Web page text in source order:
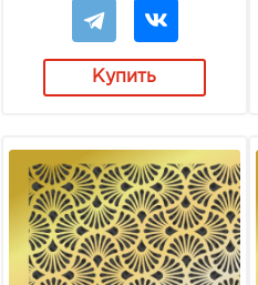
Купить